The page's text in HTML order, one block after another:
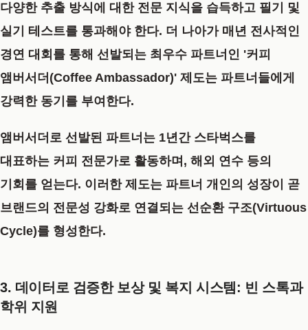
다양한 추출 방식에 대한 전문 지식을 습득하고 필기 및
실기 테스트를 통과해야 한다. 더 나아가 매년 전사적인
경연 대회를 통해 선발되는 최우수 파트너인 '커피
앰버서더(Coffee Ambassador)' 제도는 파트너들에게
강력한 동기를 부여한다.
앰버서더로 선발된 파트너는 1년간 스타벅스를
대표하는 커피 전문가로 활동하며, 해외 연수 등의
기회를 얻는다. 이러한 제도는 파트너 개인의 성장이 곧
브랜드의 전문성 강화로 연결되는 선순환 구조(Virtuous
Cycle)를 형성한다.
3. 데이터로 검증한 보상 및 복지 시스템: 빈 스톡과
학위 지원